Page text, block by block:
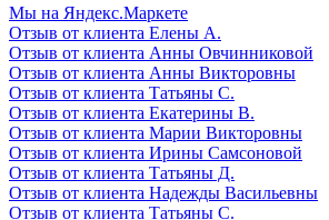
Мы на Яндекс.Маркете
Отзыв от клиента Елены А.
Отзыв от клиента Анны Овчинниковой
Отзыв от клиента Анны Викторовны
Отзыв от клиента Татьяны С.
Отзыв от клиента Екатерины В.
Отзыв от клиента Марии Викторовны
Отзыв от клиента Ирины Самсоновой
Отзыв от клиента Татьяны Д.
Отзыв от клиента Надежды Васильевны
Отзыв от клиента Татьяны С.